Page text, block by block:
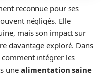
reconnue pour ses
négligés. Elle
mais son impact sur
davantage exploré. Dans
intégrer les
une alimentation saine